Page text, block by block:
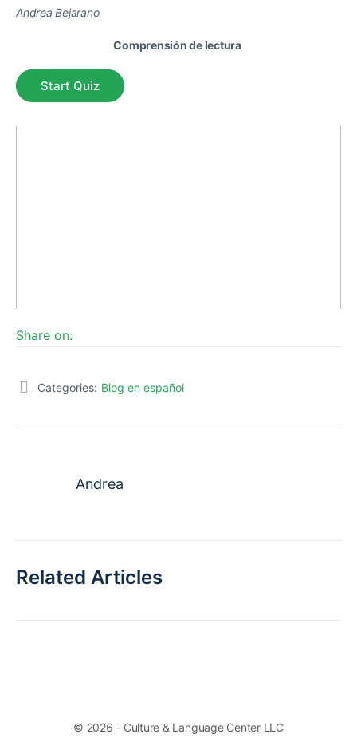
Andrea Bejarano
Comprensión de lectura
Share on:
Categories: Blog en español
Andrea
Related Articles
© 2026 - Culture & Language Center LLC